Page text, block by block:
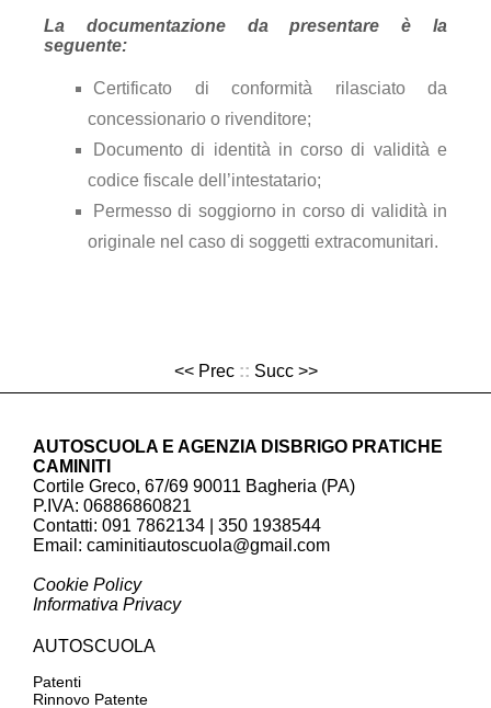
La documentazione da presentare è la
seguente:
Certificato di conformità rilasciato da
concessionario o rivenditore;
Documento di identità in corso di validità e
codice fiscale dell’intestatario;
Permesso di soggiorno in corso di validità in
originale nel caso di soggetti extracomunitari.
<< Prec:: Succ >>
AUTOSCUOLA E AGENZIA DISBRIGO PRATICHE
CAMINITI
Cortile Greco, 67/69 90011 Bagheria (PA)
P.IVA: 06886860821
Contatti: 091 7862134 | 350 1938544
Email: caminitiautoscuola@gmail.com
Cookie Policy
Informativa Privacy
AUTOSCUOLA
Patenti
Rinnovo Patente